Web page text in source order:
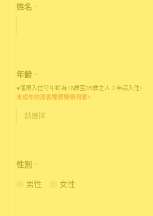
姓名 *
年齢 *
●僅限入住時年齡為18歲至35歲之人士申請入住。
未成年的房客需要雙親同意。
性別 *
男性 女性